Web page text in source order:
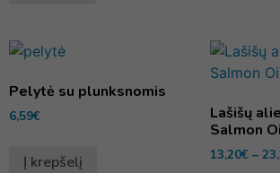
Pelytė su plunksnomis
6,59€
Į krepšelį
Lašišų
Salmon
13,20€ –